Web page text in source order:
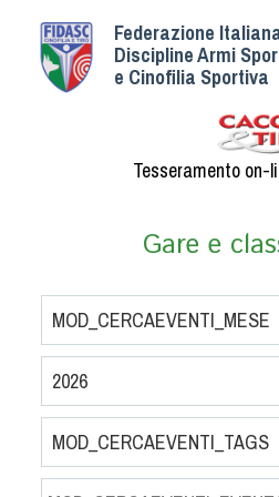
Federazione
Discipline Armi
e Cinofilia Sportiva
Tesseramento on-
Gare e
Struttura
Albo
Circolari
Società
Tesserati